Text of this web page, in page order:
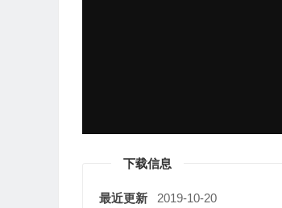
下载信息
最近更新 2019-10-20